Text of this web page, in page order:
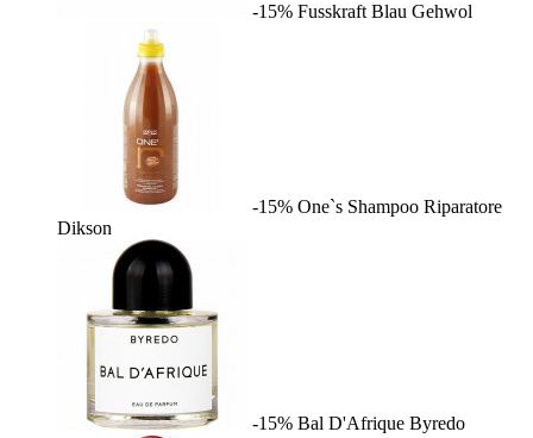
-15% Fusskraft Blau Gehwol
-15% One`s Shampoo Riparatore
Dikson
-15% Bal D'Afrique Byredo